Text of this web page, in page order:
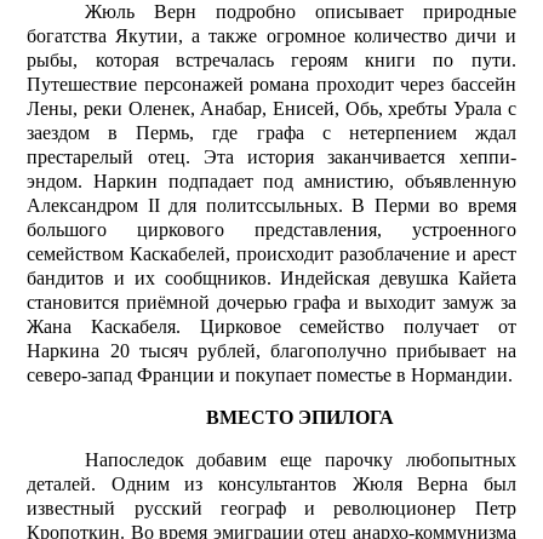
Жюль Верн подробно описывает природные
богатства Якутии, а также огромное количество дичи и
рыбы, которая встречалась героям книги по пути.
Путешествие персонажей романа проходит через бассейн
Лены, реки Оленек, Анабар, Енисей, Обь, хребты Урала с
заездом в Пермь, где графа с нетерпением ждал
престарелый отец. Эта история заканчивается хеппи-
эндом. Наркин подпадает под амнистию, объявленную
Александром IIдля политссыльных. В Перми во время
большого циркового представления, устроенного
семейством Каскабелей, происходит разоблачение и арест
бандитов и их сообщников. Индейская девушка Кайета
становится приёмной дочерью графа и выходит замуж за
Жана Каскабеля. Цирковое семейство получает от
Наркина 20 тысяч рублей, благополучно прибывает на
северо-запад Франции и покупает поместье в Нормандии.
ВМЕСТО ЭПИЛОГА
Напоследок добавим еще парочку любопытных
деталей. Одним из консультантов Жюля Верна был
известный русский географ и революционер Петр
Кропоткин. Во время эмиграции отец анархо-коммунизма